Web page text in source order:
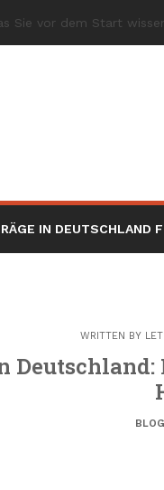
IN DEUTSCHLAND
WRITTEN BY
Deutschland: